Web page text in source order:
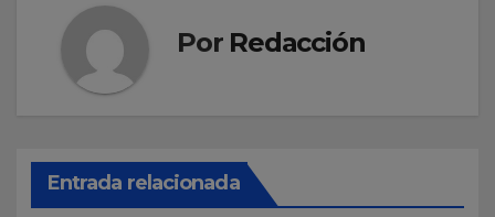
Por Redacción
Entrada relacionada